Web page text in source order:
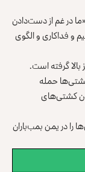
در غم از دست‌دادن
و فداکاری و الگوی
گرفته است.
حمله
کشتی‌های
را در یمن بمب‌باران